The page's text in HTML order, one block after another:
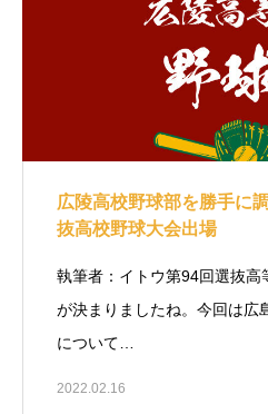
広陵高校野球部を勝手に
抜高校野球大会出場
執筆者：イトウ第94回選抜高
が決まりましたね。今回は広
について…
2022.02.16